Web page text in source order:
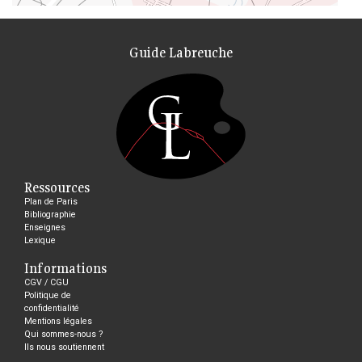
Guide Labreuche
Ressources
Plan de Paris
Bibliographie
Enseignes
Lexique
Informations
CGV / CGU
Politique de
confidentialité
Mentions légales
Qui sommes-nous ?
Ils nous soutiennent